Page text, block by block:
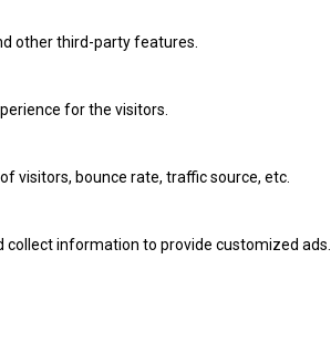
other third-party features.
for the visitors.
visitors, bounce rate, traffic source, etc.
collect information to provide customized ads.